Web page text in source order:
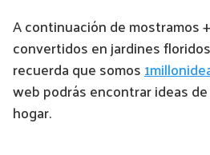
A continuación de mostramos
convertidos en jardines
recuerda que somos
web podrás encontrar ideas
hogar.